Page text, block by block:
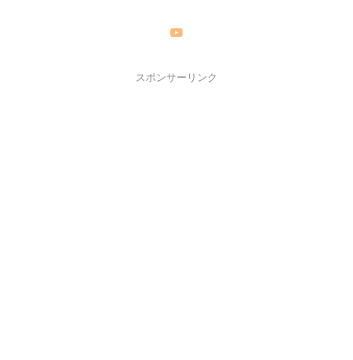
スポンサーリンク